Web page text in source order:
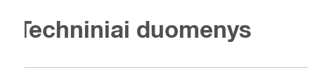
Techniniai duomenys